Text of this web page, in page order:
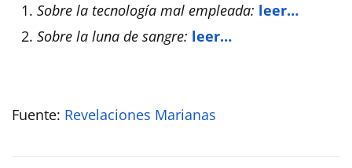
Sobre la tecnología mal empleada: leer…
Sobre la luna de sangre: leer…
Fuente: Revelaciones Marianas